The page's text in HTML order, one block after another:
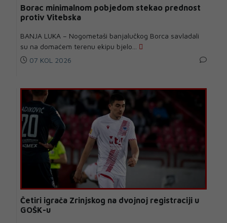
Borac minimalnom pobjedom stekao prednost
protiv Vitebska
BANJA LUKA – Nogometaši banjalučkog Borca savladali
su na domaćem terenu ekipu bjelo...
07 KOL 2026
Četiri igrača Zrinjskog na dvojnoj registraciji u
GOŠK-u